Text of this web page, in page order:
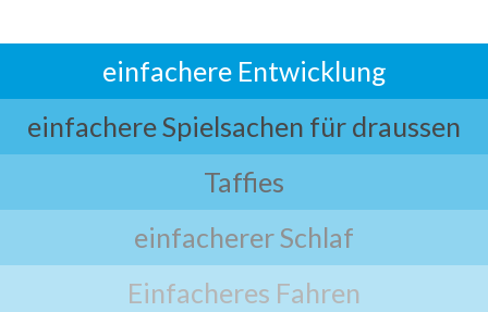
einfachere Entwicklung
einfachere Spielsachen für draussen
Taffies
einfacherer Schlaf
Einfacheres Fahren